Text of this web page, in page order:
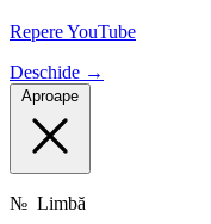
Repere YouTube
Deschide →
Aproape
№ Limbă